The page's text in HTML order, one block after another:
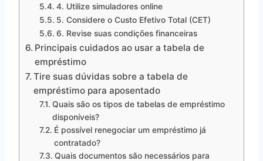
4. Utilize simuladores online
5. Considere o Custo Efetivo Total (CET)
6. Revise suas condições financeiras
Principais cuidados ao usar a tabela de
empréstimo
Tire suas dúvidas sobre a tabela de
empréstimo para aposentado
Quais são os tipos de tabelas de empréstimo
disponíveis?
É possível renegociar um empréstimo já
contratado?
Quais documentos são necessários para